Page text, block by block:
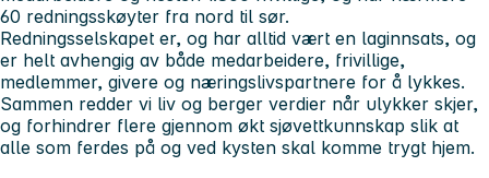
60 redningsskøyter fra nord til sør.
Redningsselskapet er, og har alltid vært en laginnsats, og
er helt avhengig av både medarbeidere, frivillige,
medlemmer, givere og næringslivspartnere for å lykkes.
Sammen redder vi liv og berger verdier når ulykker skjer,
og forhindrer flere gjennom økt sjøvettkunnskap slik at
alle som ferdes på og ved kysten skal komme trygt hjem.